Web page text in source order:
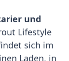
und
Lifestyle
sich im
Laden, in